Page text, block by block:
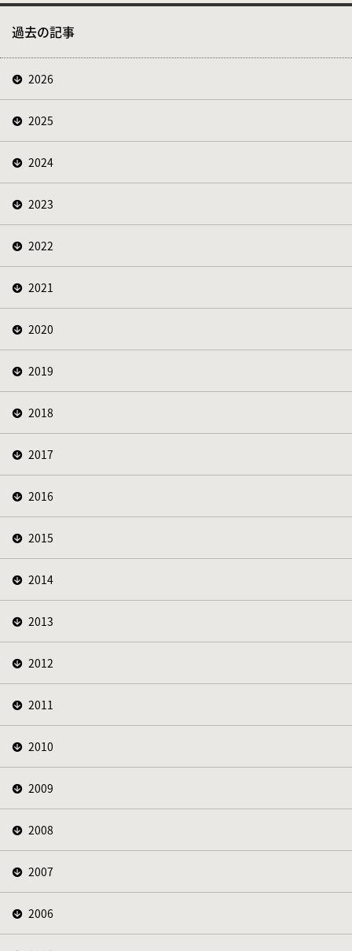
過去の記事
2026
2025
2024
2023
2022
2021
2020
2019
2018
2017
2016
2015
2014
2013
2012
2011
2010
2009
2008
2007
2006